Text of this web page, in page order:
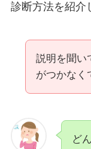
診断方法を紹介
説明を聞い
がつかなく
ど